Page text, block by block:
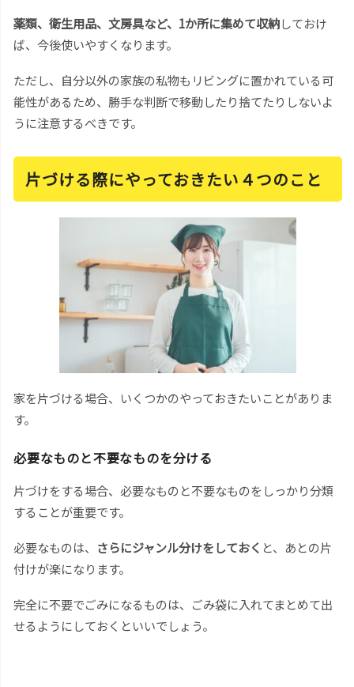
薬類、衛生用品、文房具など、1か所に集めて収納しておけ
ば、今後使いやすくなります。
ただし、自分以外の家族の私物もリビングに置かれている可
能性があるため、勝手な判断で移動したり捨てたりしないよ
うに注意するべきです。
片づける際にやっておきたい４つのこと
家を片づける場合、いくつかのやっておきたいことがありま
す。
必要なものと不要なものを分ける
片づけをする場合、必要なものと不要なものをしっかり分類
することが重要です。
必要なものは、 さらにジャンル分けをしておく と、あとの片
付けが楽になります。
完全に不要でごみになるものは、ごみ袋に入れてまとめて出
せるようにしておくといいでしょう。